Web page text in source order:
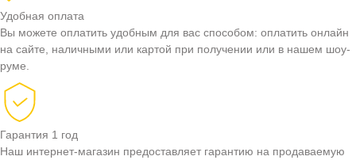
Удобная оплата
Вы можете оплатить удобным для вас способом: оплатить онлайн
на сайте, наличными или картой при получении или в нашем шоу-
руме.
Гарантия 1 год
Наш интернет-магазин предоставляет гарантию на продаваемую